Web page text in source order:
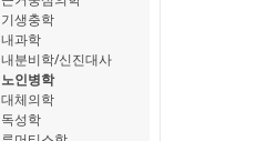
기생충학
내과학
내분비학/신진대사
노인병학
대체의학
독성학